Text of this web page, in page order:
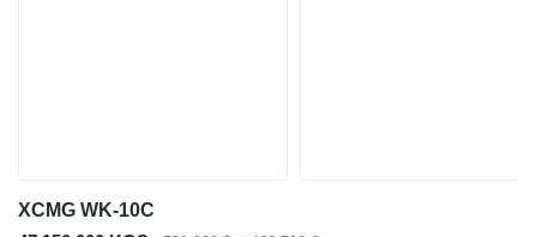
XCMG WK-10C